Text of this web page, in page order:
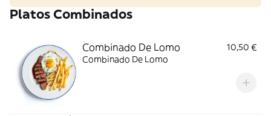
Platos Combinados
Combinado De Lomo
10,50 €
Combinado De Lomo